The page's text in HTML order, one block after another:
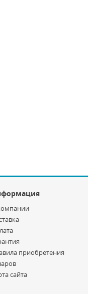
приобретения
сайта